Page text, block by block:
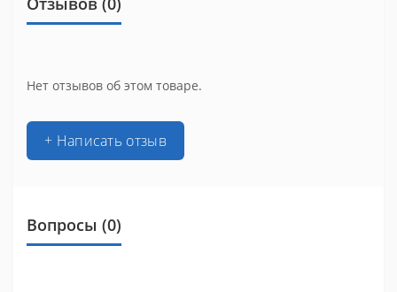
Нет отзывов об этом товаре.
+ Написать отзыв
Вопросы (0)